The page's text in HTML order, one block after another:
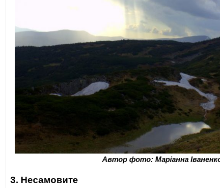
Автор фото: Маріанна
3. Несамовите